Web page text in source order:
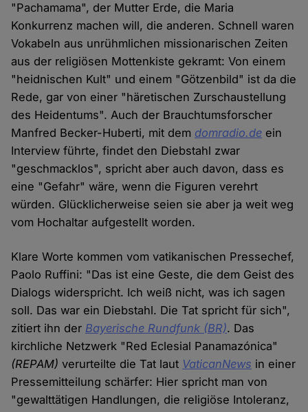
"Pachamama", der Mutter Erde, die Maria
Konkurrenz machen will, die anderen. Schnell waren
Vokabeln aus unrühmlichen missionarischen Zeiten
aus der religiösen Mottenkiste gekramt: Von einem
"heidnischen Kult" und einem "Götzenbild" ist da die
Rede, gar von einer "häretischen Zurschaustellung
des Heidentums". Auch der Brauchtumsforscher
Manfred Becker-Huberti, mit dem domradio.de ein
Interview führte, findet den Diebstahl zwar
"geschmacklos", spricht aber auch davon, dass es
eine "Gefahr" wäre, wenn die Figuren verehrt
würden. Glücklicherweise seien sie aber ja weit weg
vom Hochaltar aufgestellt worden.
Klare Worte kommen vom vatikanischen Pressechef,
Paolo Ruffini: "Das ist eine Geste, die dem Geist des
Dialogs widerspricht. Ich weiß nicht, was ich sagen
soll. Das war ein Diebstahl. Die Tat spricht für sich",
zitiert ihn der Bayerische Rundfunk (BR). Das
kirchliche Netzwerk "Red Eclesial Panamazónica"
(REPAM) verurteilte die Tat laut VaticanNews in einer
Pressemitteilung schärfer: Hier spricht man von
"gewalttätigen Handlungen, die religiöse Intoleranz,